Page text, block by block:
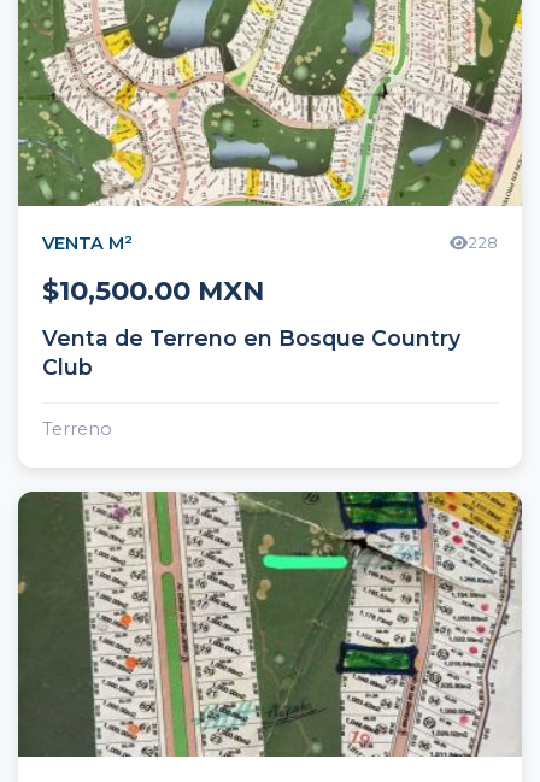
VENTA M² 228
$10,500.00 MXN
Venta de Terreno en Bosque Country
Club
Terreno